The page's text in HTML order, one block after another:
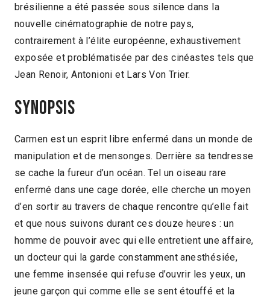
brésilienne a été passée sous silence dans la
nouvelle cinématographie de notre pays,
contrairement à l’élite européenne, exhaustivement
exposée et problématisée par des cinéastes tels que
Jean Renoir, Antonioni et Lars Von Trier.
Synopsis
Carmen est un esprit libre enfermé dans un monde de
manipulation et de mensonges. Derrière sa tendresse
se cache la fureur d’un océan. Tel un oiseau rare
enfermé dans une cage dorée, elle cherche un moyen
d’en sortir au travers de cha­que rencontre qu’elle fait
et que nous suivons durant ces douze heures : un
homme de pouvoir avec qui elle entretient une affaire,
un docteur qui la garde constamment anesthésiée,
une femme insensée qui refuse d’ouvrir les yeux, un
jeune garçon qui comme elle se sent étouffé et la